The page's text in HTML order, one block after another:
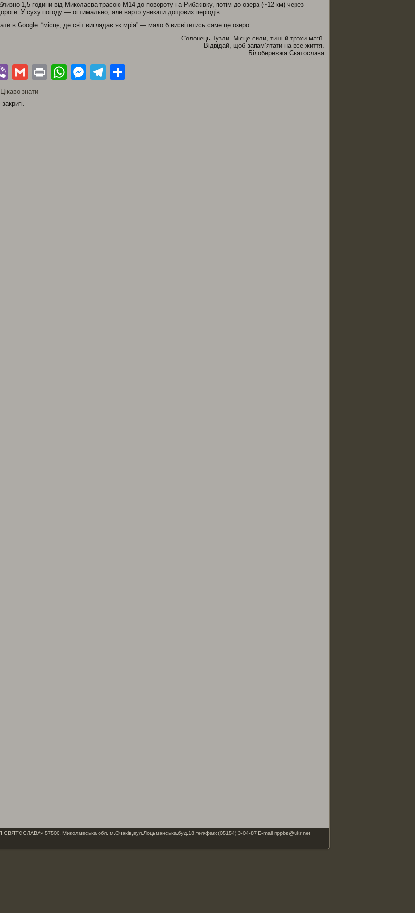
1,5 години від Миколаєва трасою M14 до повороту на Рибаківку, потім до озера (~12 км) через
У суху погоду — оптимально, але варто уникати дощових періодів.
в Google: “місце, де світ виглядає як мрія” — мало б висвітитись саме це озеро.
Солонець-Тузли. Місце сили, тиші й трохи магії.
Відвідай, щоб запам’ятати на все життя.
Білобережжя Святослава
ViberGmailPrintWhatsApp
Messenger
Telegram
Цікаво знати
57500, Миколаївська обл. м.Очаків,вул.Лоцьманська.буд.18,тел/факс(05154) 3-04-87 E-mail nppbs@ukr.net